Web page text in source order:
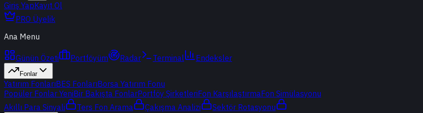
Giriş YapKayıt Ol
PRO Üyelik
Ana Menu
Günün Özeti Portföyüm Radar Terminal Endeksler
Fonlar
Yatırım FonlarıBES FonlarıBorsa Yatırım Fonu
Popüler Fonlar YeniBir Bakışta FonlarPortföy ŞirketleriFon KarşılaştırmaFon Simülasyonu
Akıllı Para Sinyali
Ters Fon Arama Çakışma Analizi Sektör Rotasyonu